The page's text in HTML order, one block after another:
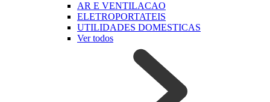
AR E VENTILACAO
ELETROPORTATEIS
UTILIDADES DOMESTICAS
Ver todos